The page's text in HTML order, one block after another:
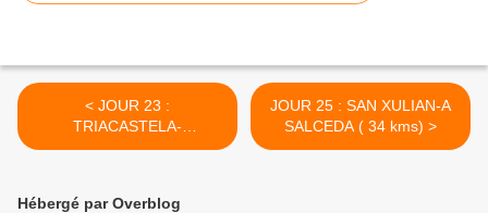
< JOUR 23 :
TRIACASTELA-
PORTOMARIN (41 kms)
JOUR 25 : SAN XULIAN-A
SALCEDA ( 34 kms) >
Hébergé par Overblog